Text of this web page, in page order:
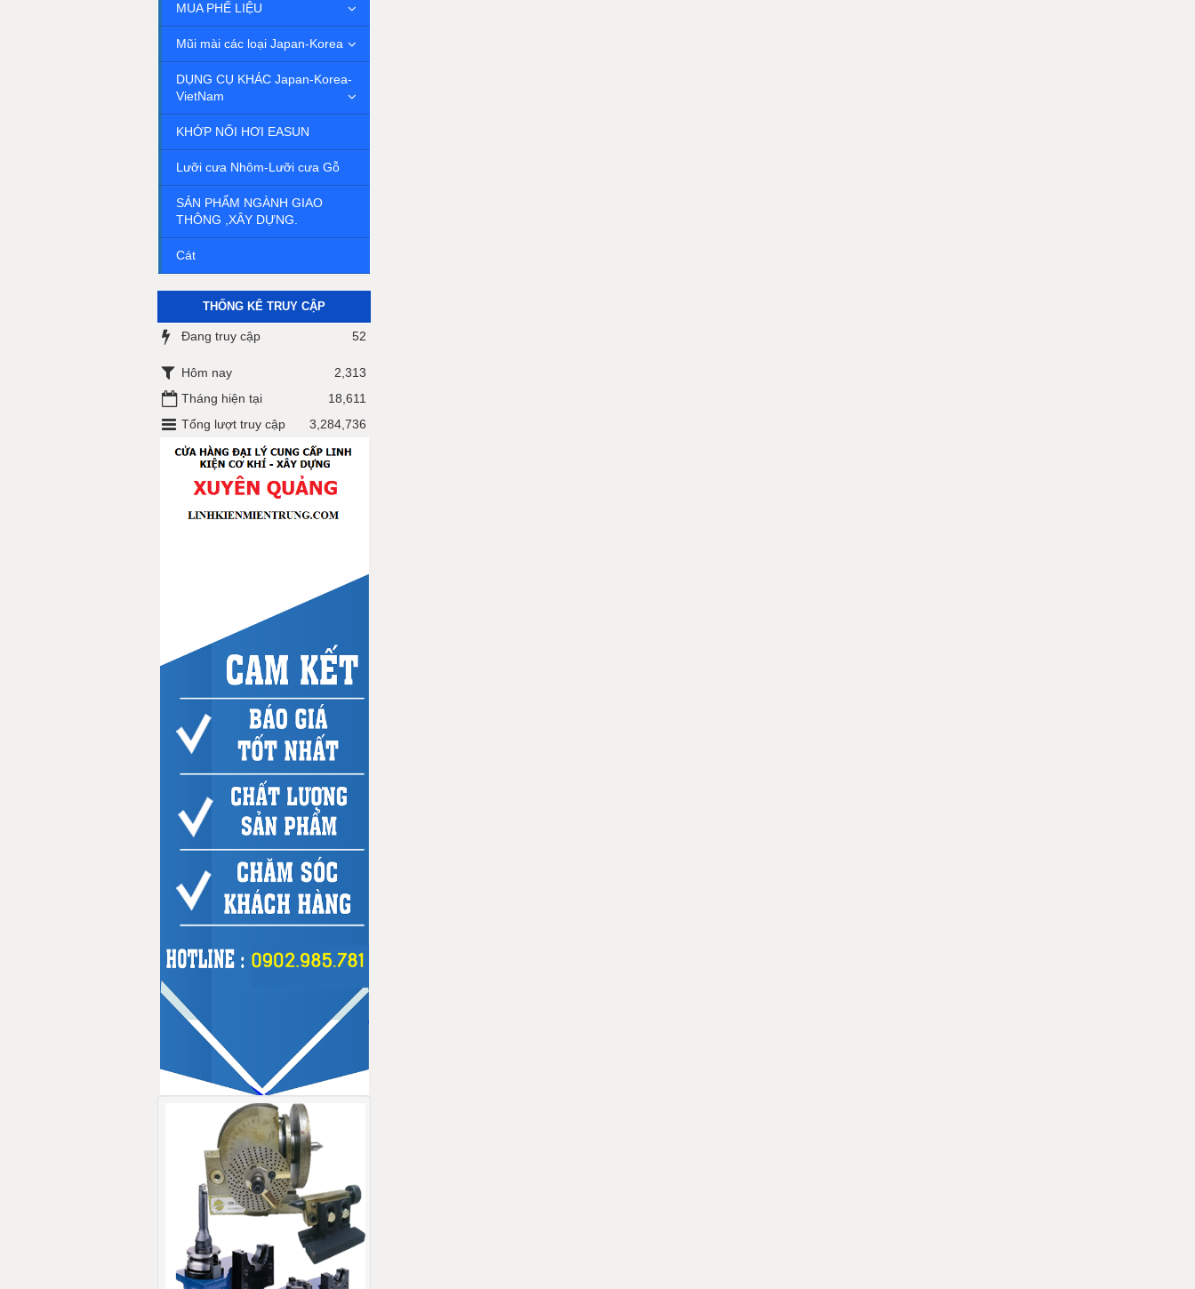
MUA PHẾ LIỆU
Mũi mài các loại Japan-Korea
DỤNG CỤ KHÁC Japan-Korea-
VietNam
KHỚP NỐI HƠI EASUN
Lưỡi cưa Nhôm-Lưỡi cưa Gỗ
SẢN PHẨM NGÀNH GIAO
THÔNG ,XÂY DỰNG.
Cát
THỐNG KÊ TRUY CẬP
Đang truy cập 52
Hôm nay
2,313
Tháng hiện tại
18,611
Tổng lượt truy cập
3,284,736